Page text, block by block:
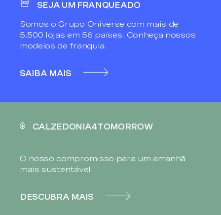
SEJA UM FRANQUEADO
Somos o Grupo Oniverse com mais de
5.500 lojas em 56 países. Conheça nossos
modelos de franquia.
SAIBA MAIS
CALZEDONIA4TOMORROW
O nosso compromisso para um amanhã
mais sustentável.
DESCUBRA MAIS